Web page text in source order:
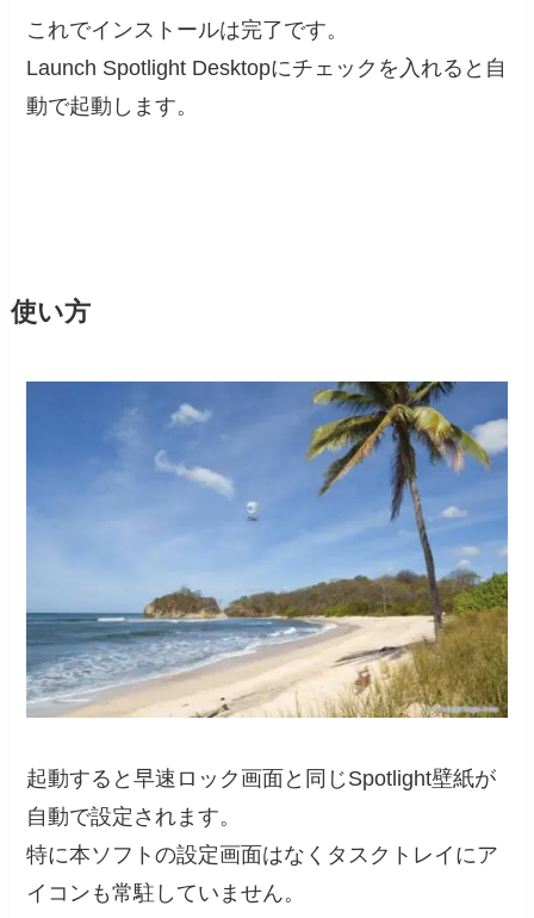
これでインストールは完了です。
Launch Spotlight Desktopにチェックを入れると自
動で起動します。
使い方
起動すると早速ロック画面と同じSpotlight壁紙が
自動で設定されます。
特に本ソフトの設定画面はなくタスクトレイにア
イコンも常駐していません。